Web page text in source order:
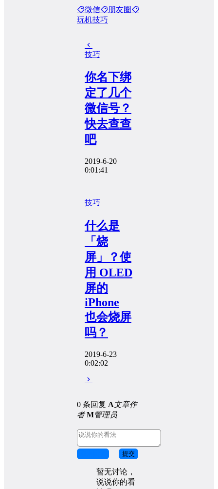
微信
朋友圈
玩机技巧
技巧
你名下绑
定了几个
微信号？
快去查查
吧
2019-6-20
0:01:41
技巧
什么是
「烧
屏」？使
用 OLED
屏的
iPhone
也会烧屏
吗？
2019-6-23
0:02:02
0 条回复 A文章作
者 M管理员
提交
暂无讨论，
说说你的看